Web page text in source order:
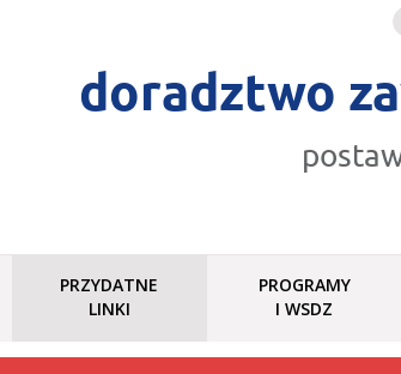
doradztwo
PRZYDATNE
LINKI
PROGRAMY
I WSDZ